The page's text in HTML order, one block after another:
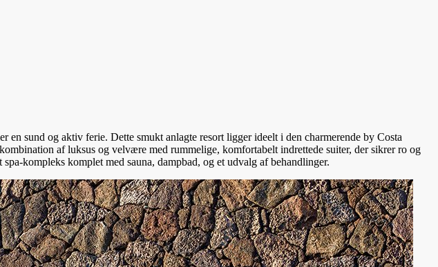
sund og aktiv ferie. Dette smukt anlagte resort ligger ideelt i den charmerende by Costa
af luksus og velvære med rummelige, komfortabelt indrettede suiter, der sikrer ro og
kompleks komplet med sauna, dampbad, og et udvalg af behandlinger.